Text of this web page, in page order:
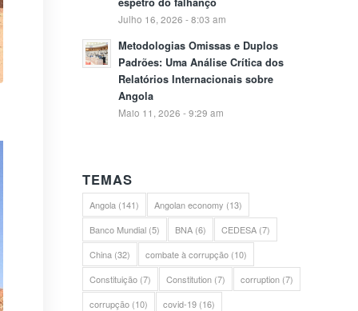
Julho 16, 2026 - 8:03 am
Metodologias Omissas e Duplos
Padrões: Uma Análise Crítica dos
Relatórios Internacionais sobre
Angola
Maio 11, 2026 - 9:29 am
TEMAS
Angola (141) Angolan economy (13)
Banco Mundial (5) BNA (6) CEDESA (7)
China (32) combate à corrupção (10)
Constituição (7) Constitution (7) corruption (7)
corrupção (10) covid-19 (16)